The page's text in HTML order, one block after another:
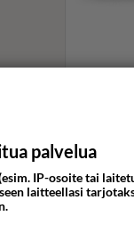
Valitse
palvelua
IP-osoite tai
laitteellasi